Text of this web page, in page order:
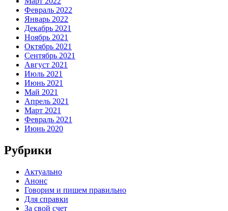
Февраль 2022
Январь 2022
Декабрь 2021
Ноябрь 2021
Октябрь 2021
Сентябрь 2021
Август 2021
Июль 2021
Июнь 2021
Май 2021
Апрель 2021
Март 2021
Февраль 2021
Июнь 2020
Рубрики
Актуально
Анонс
Говорим и пишем правильно
Для справки
За свой счет